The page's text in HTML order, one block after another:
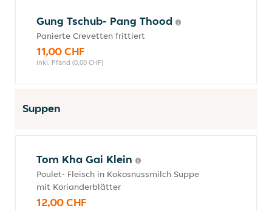
Gung Tschub- Pang Thood
Panierte Crevetten frittiert
11,00 CHF
inkl. Pfand (0,00 CHF)
Suppen
Tom Kha Gai Klein
Poulet- Fleisch in Kokosnussmilch Suppe
mit Korianderblätter
12,00 CHF